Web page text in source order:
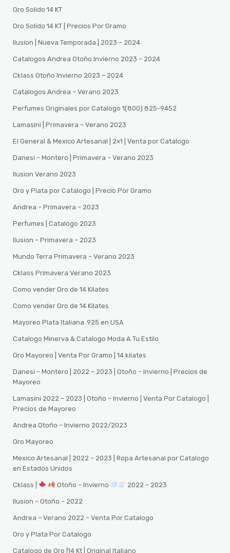
Oro Solido 14 KT
Oro Solido 14 KT | Precios Por Gramo
Ilusion | Nueva Temporada | 2023 – 2024
Catalogos Andrea Otoño Invierno 2023 – 2024
Cklass Otoño Invierno 2023 – 2024
Catalogos Andrea – Verano 2023
Perfumes Originales por Catalogo 1(800) 825-9452
Lamasini | Primavera – Verano 2023
El General & Mexico Artesanal | 2×1 | Venta por Catalogo
Danesi – Montero | Primavera – Verano 2023
Ilusion Verano 2023
Oro y Plata por Catalogo | Precio Por Gramo
Andrea – Primavera – 2023
Perfumes | Catalogo 2023
Ilusion – Primavera – 2023
Mundo Terra Primavera – Verano 2023
Cklass Primavera Verano 2023
Como vender Oro de 14 Kilates
Como vender Oro de 14 Kilates
Mayoreo Plata Italiana .925 en USA
Catalogo Minerva & Catalogo Moda A Tu Estilo
Oro Mayoreo | Venta Por Gramo | 14 kilates
Danesi – Montero | 2022 – 2023 | Otoño – Invierno | Precios de
Mayoreo
Lamasini 2022 – 2023 | Otoño – Invierno | Venta Por Catalogo |
Precios de Mayoreo
Andrea Otoño – Invierno 2022/2023
Oro Mayoreo
Mexico Artesanal | 2022 – 2023 | Ropa Artesanal por Catalogo
en Estados Unidos
Cklass | Otoño – Invierno 2022 – 2023
Ilusion – Otoño – 2022
Andrea – Verano 2022 – Venta Por Catalogo
Oro y Plata Por Catalogo
Catalogo de Oro |14 Kt | Original Italiano